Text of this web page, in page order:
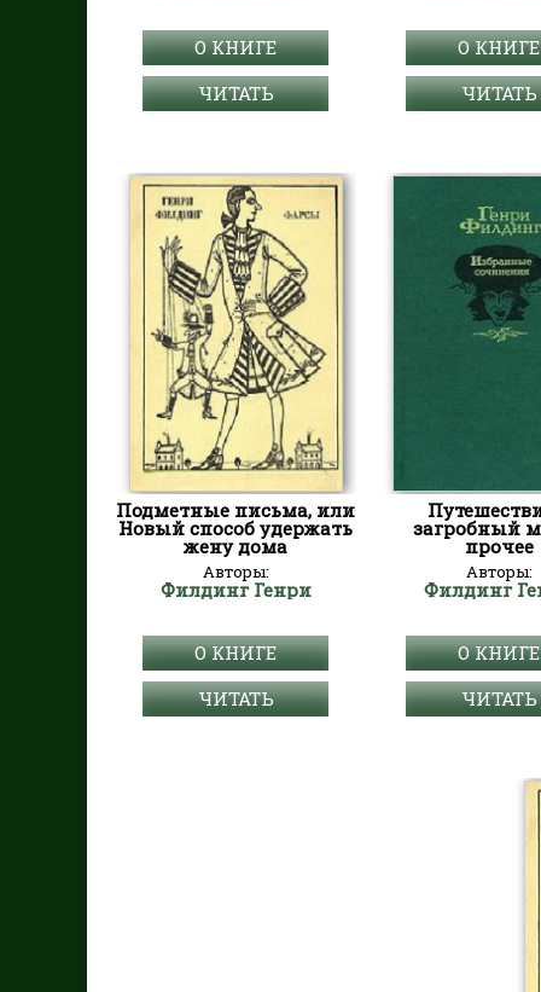
О КНИГЕ
ЧИТАТЬ
О КНИГЕ
ЧИТАТЬ
Подметные письма, или
Новый способ удержать
жену дома
Авторы:
Филдинг Генри
О КНИГЕ
ЧИТАТЬ
загробный
прочее
Авторы:
Филдинг
О КНИГЕ
ЧИТАТЬ